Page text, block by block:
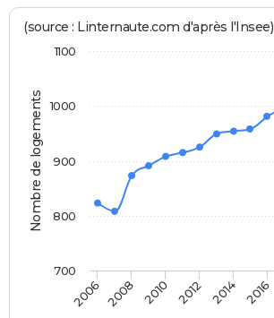
Nombre de logements
(source : Linternaute.com d'après l'Insee)
2006 2008 2010 2012 2014 2016
700
800
900
1000
1100